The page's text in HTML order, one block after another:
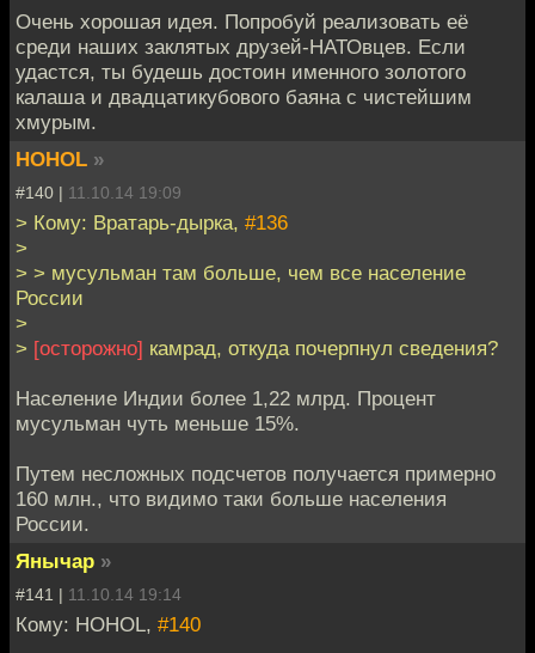
Очень хорошая идея. Попробуй реализовать её
среди наших заклятых друзей-НАТОвцев. Если
удастся, ты будешь достоин именного золотого
калаша и двадцатикубового баяна с чистейшим
хмурым.
HOHOL »
#140 | 11.10.14 19:09
> Кому: Вратарь-дырка, #136
>
> > мусульман там больше, чем все население
России
>
> [осторожно] камрад, откуда почерпнул сведения?
Население Индии более 1,22 млрд. Процент
мусульман чуть меньше 15%.
Путем несложных подсчетов получается примерно
160 млн., что видимо таки больше населения
России.
Янычар »
#141 | 11.10.14 19:14
Кому: HOHOL, #140